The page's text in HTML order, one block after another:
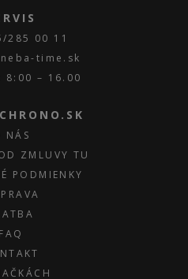
285 00 11
time.sk
8:00 – 16.00
NÁS
ZMLUVY TU
PODMIENKY
FAQ